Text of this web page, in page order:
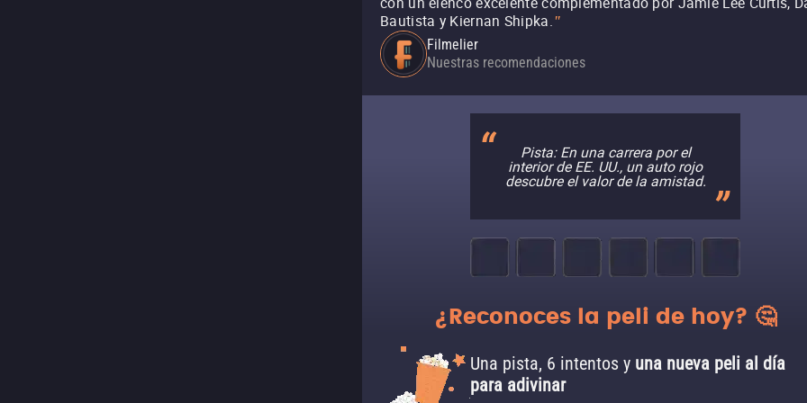
Bautista y Kiernan Shipka."
Filmelier
Nuestras recomendaciones
Pista: En una carrera por el
interior de EE. UU., un auto rojo
descubre el valor de la amistad.
¿Reconoces la peli de hoy? 🤔
Una pista, 6 intentos y una nueva peli al día
para adivinar